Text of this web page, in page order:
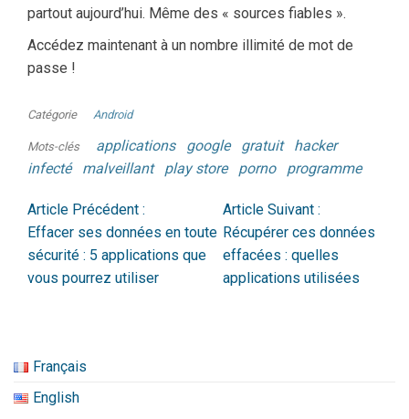
partout aujourd’hui. Même des « sources fiables ».
Accédez maintenant à un nombre illimité de mot de
passe !
Catégorie Android
Mots-clés applications google gratuit
hacker
infecté
malveillant play store porno programme
Article Précédent :
Effacer ses données en toute
sécurité : 5 applications que
vous pourrez utiliser
Article Suivant :
Récupérer ces données
effacées : quelles
applications utilisées
Français
English